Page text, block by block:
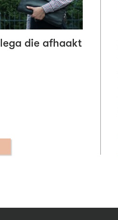
die afhaakt